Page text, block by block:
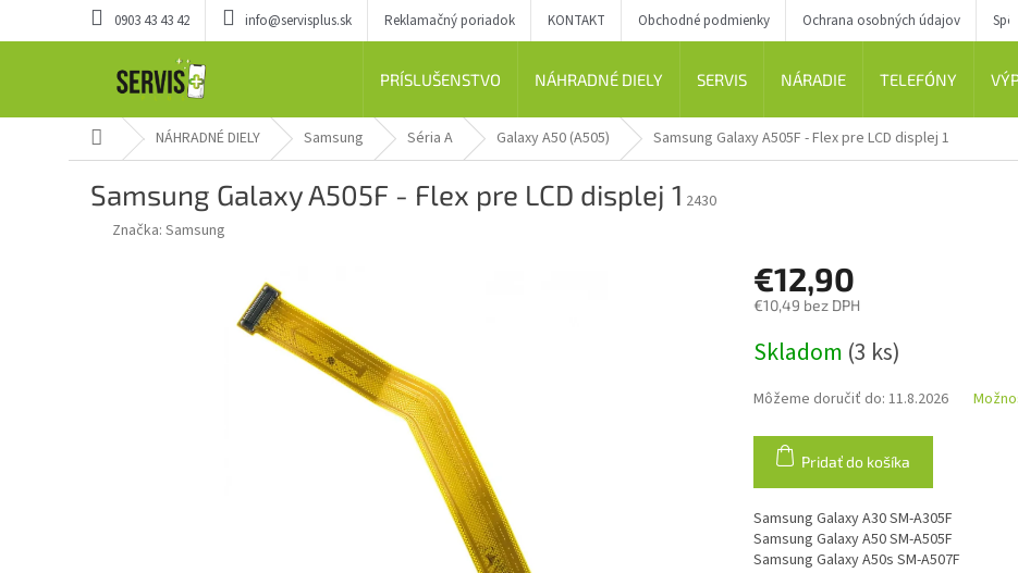
0903 43 43 42 info@servisplus.sk Reklamačný poriadok KONTAKT Obchodné podmienky Ochrana osobných údajov
PRÍSLUŠENSTVO NÁHRADNÉ DIELY SERVIS NÁRADIE TELEFÓNY
DomovNÁHRADNÉ DIELY Samsung Séria A Galaxy A50 (A505) Samsung Galaxy A505F - Flex pre LCD displej 1
Samsung Galaxy A505F - Flex pre LCD displej 1 2430
Značka: Samsung
€12,90
€10,49 bez DPH
cena:
Skladom (3 ks)
Môžeme doručiť do: 11.8.2026
Pridať do košíka
Samsung Galaxy A30 SM-A305F
Samsung Galaxy A50 SM-A505F
Samsung Galaxy A50s SM-A507F